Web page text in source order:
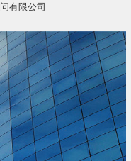
有限公司